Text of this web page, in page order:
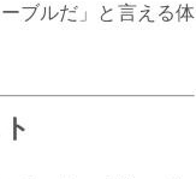
ブルだ」と言える体